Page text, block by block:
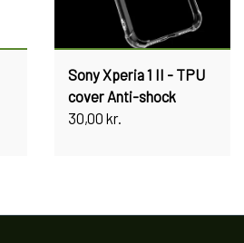
Sony Xperia 1 II - TPU
cover Anti-shock
30,00 kr.